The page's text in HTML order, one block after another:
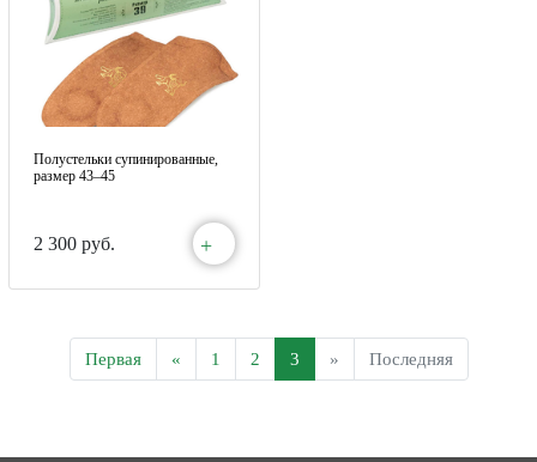
Полустельки супинированные,
размер 43–45
2 300 руб. +
Первая « 1 2 3 » Последняя